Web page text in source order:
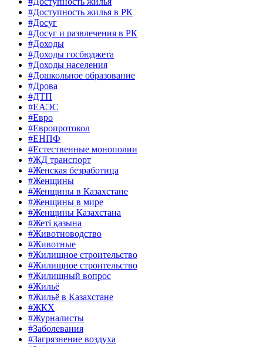
#Доступность жилья в РК
#Досуг
#Досуг и развлечения в РК
#Доходы
#Доходы госбюджета
#Доходы населения
#Дошкольное образование
#Дрова
#ДТП
#ЕАЭС
#Евро
#Европротокол
#ЕНПФ
#Естественные монополии
#ЖД транспорт
#Женская безработица
#Женщины
#Женщины в Казахстане
#Женщины в мире
#Женщины Казахстана
#Жеті қазына
#Животноводство
#Животные
#Жилищное строительство
#Жилищное строительство
#Жилищный вопрос
#Жильё
#Жильё в Казахстане
#ЖКХ
#Журналисты
#Заболевания
#Загрязнение воздуха